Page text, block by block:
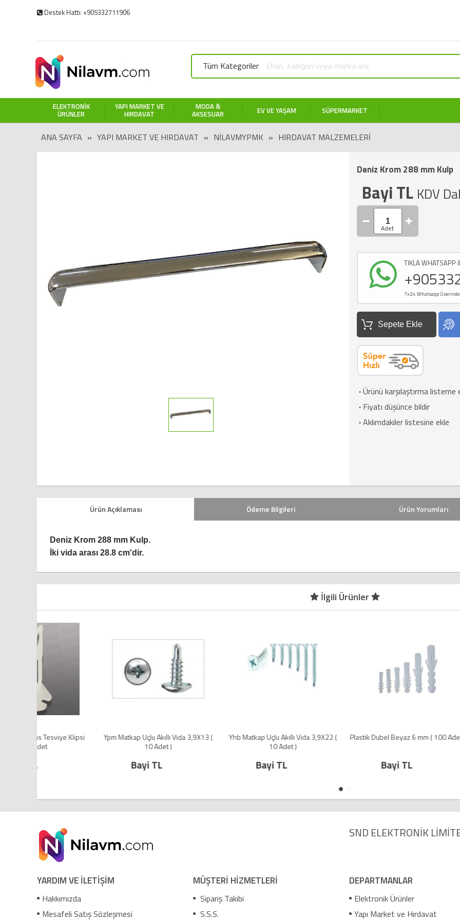
Destek Hattı: +905332711906
Tüm Kategoriler
ELEKTRONIK
ÜRÜNLER
YAPI MARKET VE
HIRDAVAT
MODA &
AKSESUAR EV VE YAŞAM SÜPERMARKET
ANA SAYFA » YAPI MARKET VE HIRDAVAT » NILAVMYPMK » HIRDAVAT MALZEMELERI
Deniz Krom 288 mm Kulp
Bayi TL KDV
TIKLA WHATSAPP
7x24 Whatsapp
Sepete Ekle
·Ürünü karşılaştırma listeme
· Fiyatı düşünce bildir
·Aklımdakiler listesine ekle
Ürün Açıklaması Ödeme Bilgileri Ürün Yorumları
Deniz Krom 288 mm Kulp.
İki vida arası 28.8 cm'dir.
İlgili Ürünler
Ypm Matkap Uçlu Akıllı Vida 3,9X13 (
Yhb Matkap Uçlu Akıllı Vida 3,9X22 (
Plastik Dubel Beyaz 6 mm ( 100 Adet )
Yhb Matkap
SND ELEKTRONİK
YARDIM VE İLETİŞİM
Hakkımızda
Mesafeli Satış Sözleşmesi
MÜŞTERİ HİZMETLERİ
Sipariş Takibi
S.S.S.
DEPARTMANLAR
Elektronik Ürünler
Yapı Market ve Hırdavat